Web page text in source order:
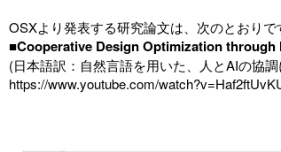
OSXより発表する研究論文は、次のとおりで
■Cooperative Design Optimization
(日本語訳：自然言語を用いた、人とAIの協
https://www.youtube.com/